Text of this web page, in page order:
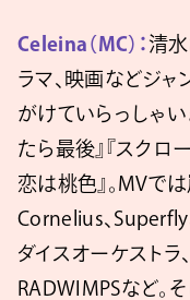
Celeina（MC）：清水
ラマ、映画などジ
がけていらっしゃ
たら最後』『スクロ
恋は桃色』。MVでは
Cornelius、Superfly
ダイスオーケストラ
RADWIMPSなど。